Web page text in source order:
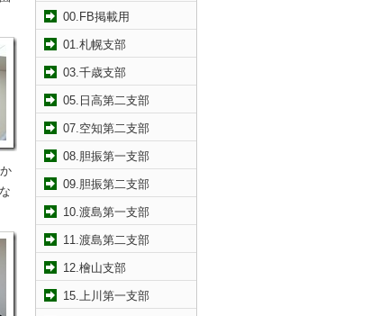
00.FB掲載用
01.札幌支部
03.千歳支部
05.日高第二支部
07.空知第二支部
08.胆振第一支部
09.胆振第二支部
10.渡島第一支部
11.渡島第二支部
12.檜山支部
15.上川第一支部